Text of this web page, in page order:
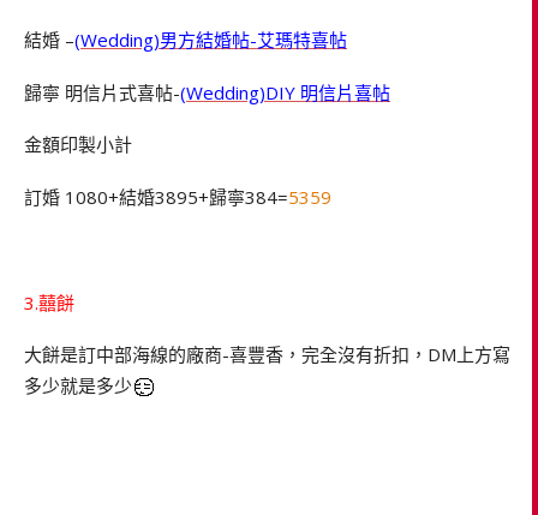
結婚 –(Wedding)男方結婚帖-艾瑪特喜帖
歸寧 明信片式喜帖-(Wedding)DIY 明信片喜帖
金額印製小計
訂婚 1080+結婚3895+歸寧384=5359
3.囍餅
大餅是訂中部海線的廠商-喜豐香，完全沒有折扣，DM上方寫
多少就是多少